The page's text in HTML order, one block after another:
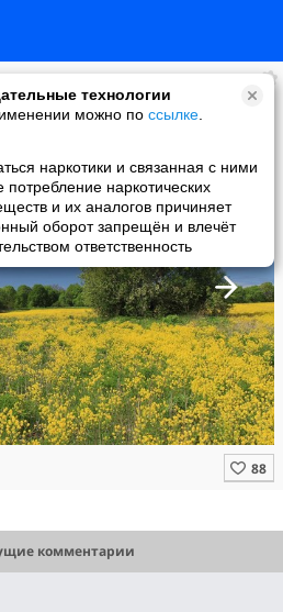
технологии
можно по ссылке
наркотики и связанная с ними
наркотических
и их аналогов причиняет
оборот запрещён и влечёт
ответственность
комментарии